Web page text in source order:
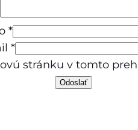
*
*
stránku v tomto